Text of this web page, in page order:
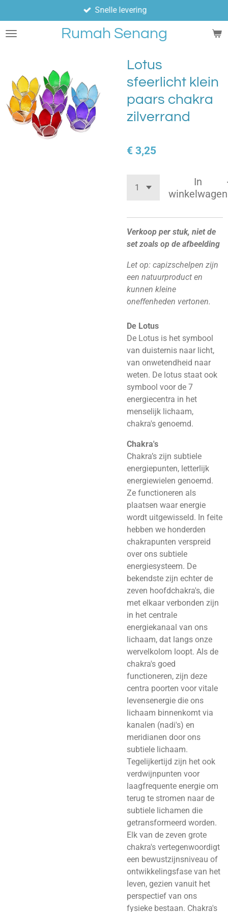
direct
naar
Rumah Senang
Snelle levering
Lotus
sfeerlicht klein
paars chakra
zilverrand
€ 3,25
In
winkelwagen
Verkoop per stuk, niet de
set zoals op de afbeelding
Let op: capizschelpen zijn
een natuurproduct en
kunnen kleine
oneffenheden vertonen.
De Lotus
De Lotus is het symbool
van duisternis naar licht,
van onwetendheid naar
weten. De lotus staat ook
symbool voor de 7
energiecentra in het
menselijk lichaam,
chakra's genoemd.
Chakra's
Chakra’s zijn subtiele
energiepunten, letterlijk
energiewielen genoemd.
Ze functioneren als
plaatsen waar energie
wordt uitgewisseld. In feite
hebben we honderden
chakrapunten verspreid
over ons subtiele
energiesysteem. De
bekendste zijn echter de
zeven hoofdchakra's, die
met elkaar verbonden zijn
in het centrale
energiekanaal van ons
lichaam, dat langs onze
wervelkolom loopt. Als de
chakra's goed
functioneren, zijn deze
centra poorten voor vitale
levensenergie die ons
lichaam binnenkomt via
kanalen (nadi's) en
meridianen door ons
subtiele lichaam.
Tegelijkertijd zijn het ook
verdwijnpunten voor
laagfrequente energie om
terug te stromen naar de
subtiele lichamen die
getransformeerd worden.
Elk van de zeven grote
chakra's vertegenwoordigt
een bewustzijnsniveau of
ontwikkelingsfase van het
leven, gezien vanuit het
perspectief van ons
fysieke bestaan. Chakra's